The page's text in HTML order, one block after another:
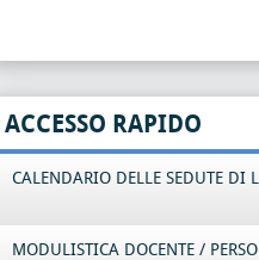
ACCESSO RAPIDO
CALENDARIO DELLE SEDUTE DI
MODULISTICA DOCENTE /